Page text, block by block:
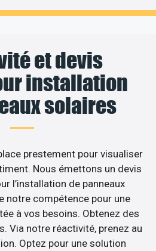
et devis
installation
solaires
prestement pour visualiser
Nous émettons un devis
l’installation de panneaux
notre compétence pour une
à vos besoins. Obtenez des
Via notre réactivité, prenez au
Optez pour une solution